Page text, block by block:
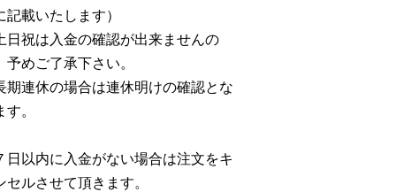
記載いたします）
日祝は入金の確認が出来ませんの
予めご了承下さい。
連休の場合は連休明けの確認とな
す。
日以内に入金がない場合は注文をキ
セルさせて頂きます。